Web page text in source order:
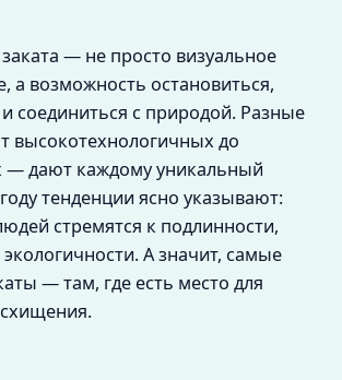
— не просто визуальное
а возможность остановиться,
соединиться с природой. Разные
высокотехнологичных до
— дают каждому уникальный
тенденции ясно указывают:
стремятся к подлинности,
А значит, самые
— там, где есть место для